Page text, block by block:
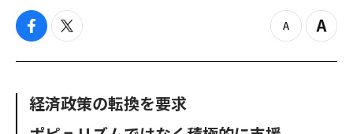
f
c
o
t
i
t
e
z
o
Z
o
経済政策の転換を要求